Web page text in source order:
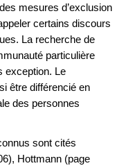
mesures d’exclusion
certains discours
La recherche de
particulière
exception. Le
être différencié en
des personnes
sont cités
Hottmann (page